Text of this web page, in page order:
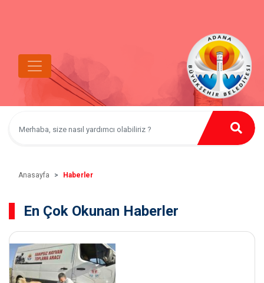
Anasayfa Haberler
En Çok Okunan Haberler